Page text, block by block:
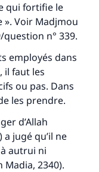
qui fortifie le
». Voir Madjmou
n° 339.
employés dans
il faut les
ou pas. Dans
les prendre.
d’Allah
jugé qu’il ne
autrui ni
2340).